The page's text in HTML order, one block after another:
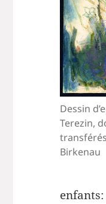
Dessin
Terezin,
Birkenau